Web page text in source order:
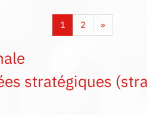
1 Page 1
2 Page 2
»Page
stratégiques